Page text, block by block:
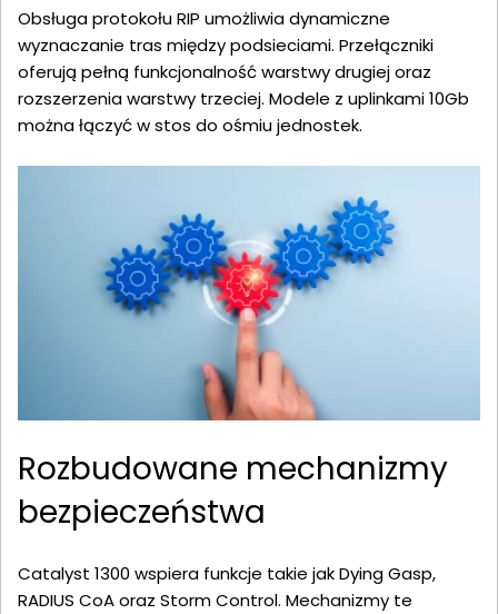
Obsługa protokołu RIP umożliwia dynamiczne
wyznaczanie tras między podsieciami. Przełączniki
oferują pełną funkcjonalność warstwy drugiej oraz
rozszerzenia warstwy trzeciej. Modele z uplinkami 10Gb
można łączyć w stos do ośmiu jednostek.
Rozbudowane mechanizmy
bezpieczeństwa
Catalyst 1300 wspiera funkcje takie jak Dying Gasp,
RADIUS CoA oraz Storm Control. Mechanizmy te